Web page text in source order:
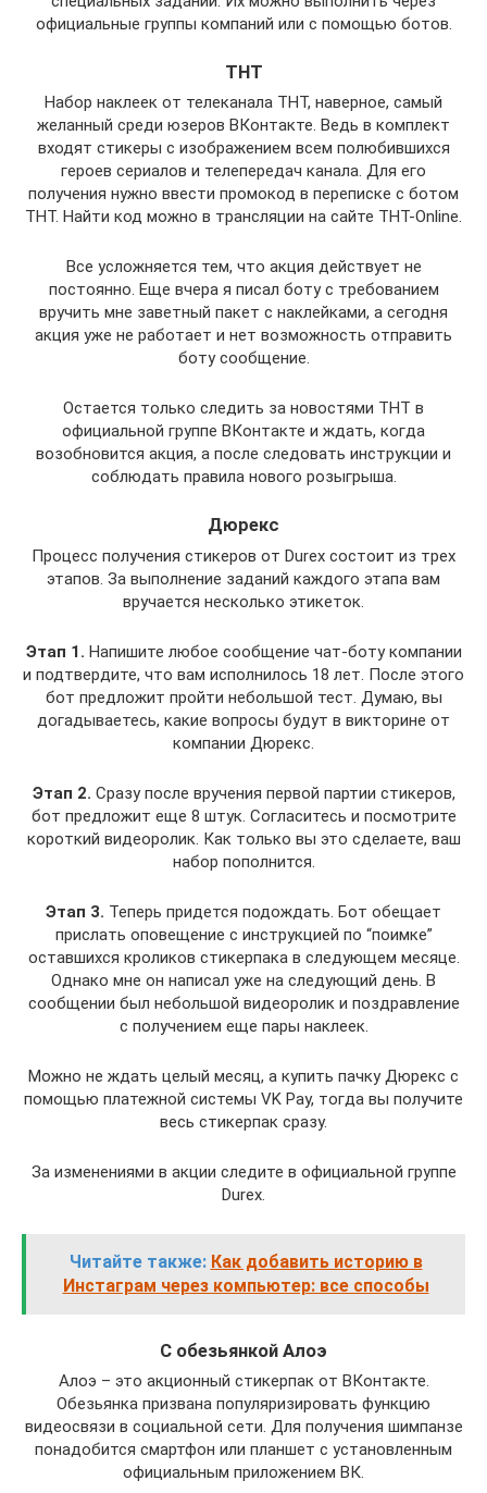
официальные группы компаний или с помощью ботов.
ТНТ
Набор наклеек от телеканала ТНТ, наверное, самый
желанный среди юзеров ВКонтакте. Ведь в комплект
входят стикеры с изображением всем полюбившихся
героев сериалов и телепередач канала. Для его
получения нужно ввести промокод в переписке с ботом
ТНТ. Найти код можно в трансляции на сайте ТНТ-Online.
Все усложняется тем, что акция действует не
постоянно. Еще вчера я писал боту с требованием
вручить мне заветный пакет с наклейками, а сегодня
акция уже не работает и нет возможность отправить
боту сообщение.
Остается только следить за новостями ТНТ в
официальной группе ВКонтакте и ждать, когда
возобновится акция, а после следовать инструкции и
соблюдать правила нового розыгрыша.
Дюрекс
Процесс получения стикеров от Durex состоит из трех
этапов. За выполнение заданий каждого этапа вам
вручается несколько этикеток.
Этап 1. Напишите любое сообщение чат-боту компании
и подтвердите, что вам исполнилось 18 лет. После этого
бот предложит пройти небольшой тест. Думаю, вы
догадываетесь, какие вопросы будут в викторине от
компании Дюрекс.
Этап 2. Сразу после вручения первой партии стикеров,
бот предложит еще 8 штук. Согласитесь и посмотрите
короткий видеоролик. Как только вы это сделаете, ваш
набор пополнится.
Этап 3. Теперь придется подождать. Бот обещает
прислать оповещение с инструкцией по “поимке”
оставшихся кроликов стикерпака в следующем месяце.
Однако мне он написал уже на следующий день. В
сообщении был небольшой видеоролик и поздравление
с получением еще пары наклеек.
Можно не ждать целый месяц, а купить пачку Дюрекс с
помощью платежной системы VK Pay, тогда вы получите
весь стикерпак сразу.
За изменениями в акции следите в официальной группе
Durex.
Читайте также: Как добавить историю в
Инстаграм через компьютер: все способы
С обезьянкой Алоэ
Алоэ – это акционный стикерпак от ВКонтакте.
Обезьянка призвана популяризировать функцию
видеосвязи в социальной сети. Для получения шимпанзе
понадобится смартфон или планшет с установленным
официальным приложением ВК.